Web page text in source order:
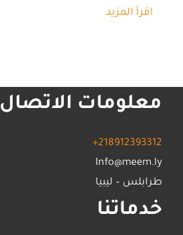
اقرأ المزيد
معلومات الاتصال
+218912393312
Info@meem.ly
طرابلس – ليبيا
خدماتنا